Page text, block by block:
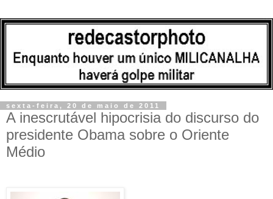
sexta-feira, 20 de maio de 2011
A inescrutável hipocrisia do discurso do
presidente Obama sobre o Oriente
Médio